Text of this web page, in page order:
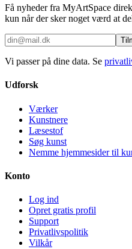
Få nyheder fra MyArtSpace
kun når der sker noget værd at
Vi passer på dine data. Se
Udforsk
Værker
Kunstnere
Læsestof
Søg kunst
Nemme hjemmesider til
Konto
Log ind
Opret gratis profil
Support
Privatlivspolitik
Vilkår